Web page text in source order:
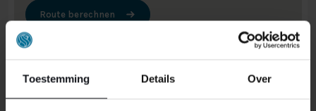
Toestemming Details Over
Route berechnen
BALD MACHEN WIR